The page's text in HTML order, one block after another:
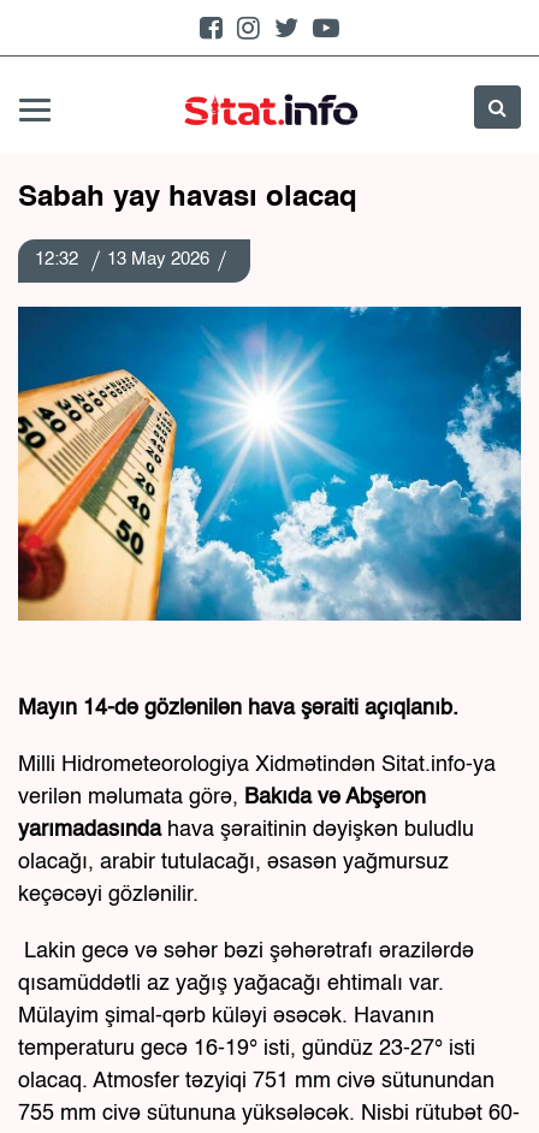
Sabah yay havası olacaq
12:32 13 May 2026
Mayın 14-də gözlənilən hava şəraiti açıqlanıb.
Milli Hidrometeorologiya Xidmətindən Sitat.info-ya
verilən məlumata görə, Bakıda və Abşeron
yarımadasındahava şəraitinin dəyişkən buludlu
olacağı, arabir tutulacağı, əsasən yağmursuz
keçəcəyi gözlənilir.
Lakin gecə və səhər bəzi şəhərətrafı ərazilərdə
qısamüddətli az yağış yağacağı ehtimalı var.
Mülayim şimal-qərb küləyi əsəcək. Havanın
temperaturu gecə 16-19° isti, gündüz 23-27° isti
olacaq. Atmosfer təzyiqi 751 mm civə sütunundan
755 mm civə sütununa yüksələcək. Nisbi rütubət 60-